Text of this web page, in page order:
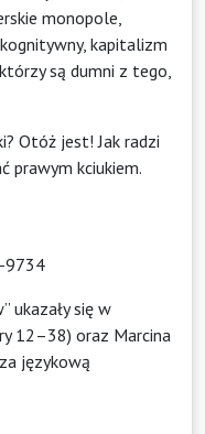
monopole,
kapitalizm
są dumni z tego,
Otóż jest! Jak radzi
prawym kciukiem.
9734
ukazały się w
12–38) oraz Marcina
językową